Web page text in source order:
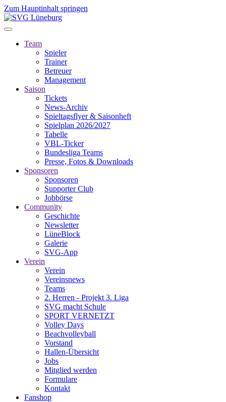
Zum Hauptinhalt springen
Team
Spieler
Trainer
Betreuer
Management
Saison
Tickets
News-Archiv
Spieltagsflyer & Saisonheft
Spielplan 2026/2027
Tabelle
VBL-Ticker
Bundesliga Teams
Presse, Fotos & Downloads
Sponsoren
Sponsoren
Supporter Club
Jobbörse
Community
Geschichte
Newsletter
LüneBlock
Galerie
SVG-App
Verein
Verein
Vereinsnews
Teams
2. Herren - Projekt 3. Liga
SVG macht Schule
SPORT VERNETZT
Volley Days
Beachvolleyball
Vorstand
Hallen-Übersicht
Jobs
Mitglied werden
Formulare
Kontakt
Fanshop